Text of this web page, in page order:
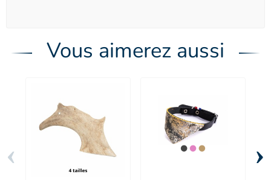
Vous aimerez aussi
‹ ›